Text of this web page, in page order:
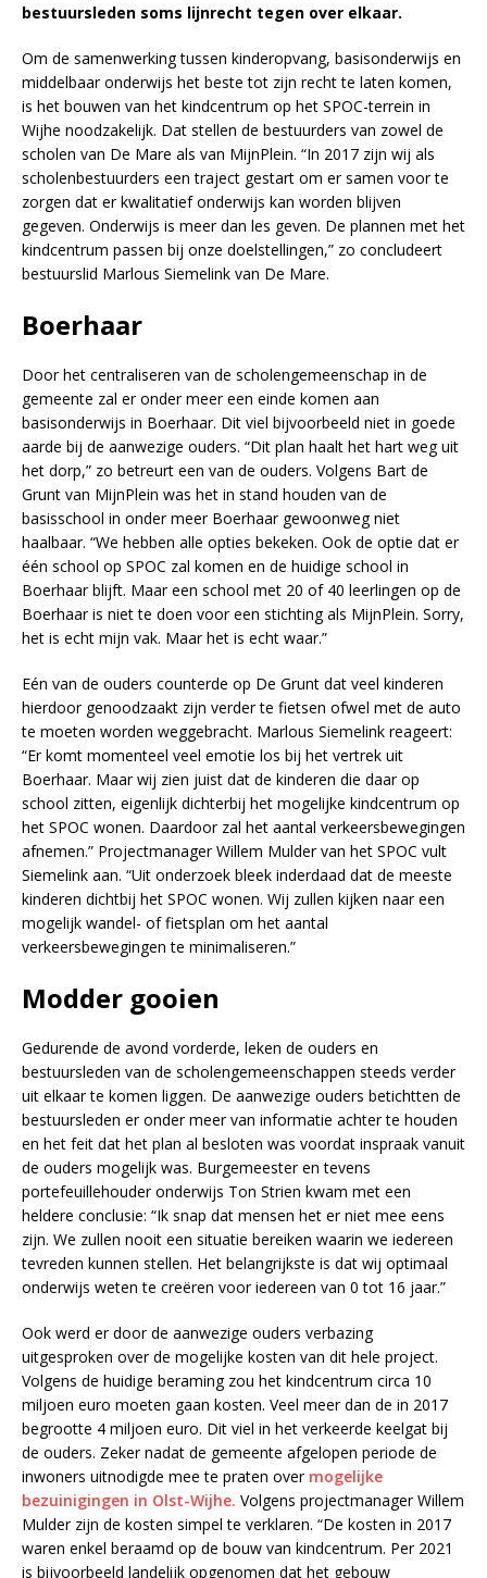
bestuursleden soms lijnrecht tegen over elkaar.
Om de samenwerking tussen kinderopvang, basisonderwijs en
middelbaar onderwijs het beste tot zijn recht te laten komen,
is het bouwen van het kindcentrum op het SPOC-terrein in
Wijhe noodzakelijk. Dat stellen de bestuurders van zowel de
scholen van De Mare als van MijnPlein. “In 2017 zijn wij als
scholenbestuurders een traject gestart om er samen voor te
zorgen dat er kwalitatief onderwijs kan worden blijven
gegeven. Onderwijs is meer dan les geven. De plannen met het
kindcentrum passen bij onze doelstellingen,” zo concludeert
bestuurslid Marlous Siemelink van De Mare.
Boerhaar
Door het centraliseren van de scholengemeenschap in de
gemeente zal er onder meer een einde komen aan
basisonderwijs in Boerhaar. Dit viel bijvoorbeeld niet in goede
aarde bij de aanwezige ouders. “Dit plan haalt het hart weg uit
het dorp,” zo betreurt een van de ouders. Volgens Bart de
Grunt van MijnPlein was het in stand houden van de
basisschool in onder meer Boerhaar gewoonweg niet
haalbaar. “We hebben alle opties bekeken. Ook de optie dat er
één school op SPOC zal komen en de huidige school in
Boerhaar blijft. Maar een school met 20 of 40 leerlingen op de
Boerhaar is niet te doen voor een stichting als MijnPlein. Sorry,
het is echt mijn vak. Maar het is echt waar.”
Eén van de ouders counterde op De Grunt dat veel kinderen
hierdoor genoodzaakt zijn verder te fietsen ofwel met de auto
te moeten worden weggebracht. Marlous Siemelink reageert:
“Er komt momenteel veel emotie los bij het vertrek uit
Boerhaar. Maar wij zien juist dat de kinderen die daar op
school zitten, eigenlijk dichterbij het mogelijke kindcentrum op
het SPOC wonen. Daardoor zal het aantal verkeersbewegingen
afnemen.” Projectmanager Willem Mulder van het SPOC vult
Siemelink aan. “Uit onderzoek bleek inderdaad dat de meeste
kinderen dichtbij het SPOC wonen. Wij zullen kijken naar een
mogelijk wandel- of fietsplan om het aantal
verkeersbewegingen te minimaliseren.”
Modder gooien
Gedurende de avond vorderde, leken de ouders en
bestuursleden van de scholengemeenschappen steeds verder
uit elkaar te komen liggen. De aanwezige ouders betichtten de
bestuursleden er onder meer van informatie achter te houden
en het feit dat het plan al besloten was voordat inspraak vanuit
de ouders mogelijk was. Burgemeester en tevens
portefeuillehouder onderwijs Ton Strien kwam met een
heldere conclusie: “Ik snap dat mensen het er niet mee eens
zijn. We zullen nooit een situatie bereiken waarin we iedereen
tevreden kunnen stellen. Het belangrijkste is dat wij optimaal
onderwijs weten te creëren voor iedereen van 0 tot 16 jaar.”
Ook werd er door de aanwezige ouders verbazing
uitgesproken over de mogelijke kosten van dit hele project.
Volgens de huidige beraming zou het kindcentrum circa 10
miljoen euro moeten gaan kosten. Veel meer dan de in 2017
begrootte 4 miljoen euro. Dit viel in het verkeerde keelgat bij
de ouders. Zeker nadat de gemeente afgelopen periode de
inwoners uitnodigde mee te praten over mogelijke
bezuinigingen in Olst-Wijhe. Volgens projectmanager Willem
Mulder zijn de kosten simpel te verklaren. “De kosten in 2017
waren enkel beraamd op de bouw van kindcentrum. Per 2021
is bijvoorbeeld landelijk opgenomen dat het gebouw